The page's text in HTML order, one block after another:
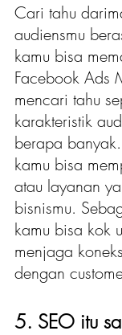
Cari tahu
audiensmu
kamu bisa
Facebook Ads
mencari tahu
karakteristik
berapa
kamu bisa
atau layanan
bisnismu.
kamu bisa kok
menjaga
dengan
5. SEO itu